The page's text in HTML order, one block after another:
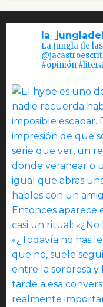
La Jungla de
#opinión